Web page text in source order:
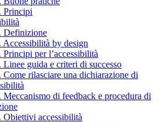
Principi
Definizione
Accessibilità by design
Principi per l’accessibilità
Linee guida e criteri di successo
Come rilasciare una dichiarazione di
Meccanismo di feedback e procedura di
Obiettivi accessibilità